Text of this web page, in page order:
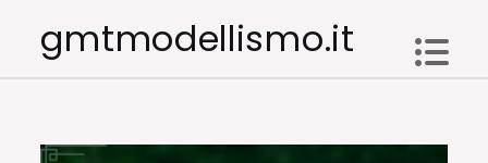
gmtmodellismo.it